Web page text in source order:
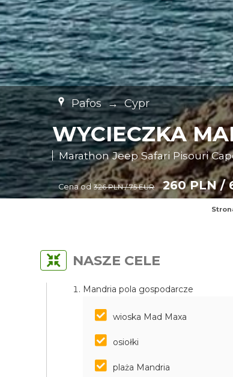
Pafos → Cypr
WYCIECZKA
Marathon Jeep Safari Pisouri
Cena od 326 PLN / 75 EUR 260 PLN /
NASZE CELE
Mandria pola gospodarcze
wioska Mad Maxa
osiołki
plaża Mandria